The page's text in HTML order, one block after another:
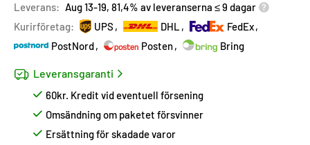
Leverans: Aug 13-19, 81,4% av leveranserna ≤ 9 dagar
Kurirföretag:
UPS DHL
FedEx
PostNord
Posten Bring
Leveransgaranti
60kr. Kredit vid eventuell försening
Omsändning om paketet försvinner
Ersättning för skadade varor